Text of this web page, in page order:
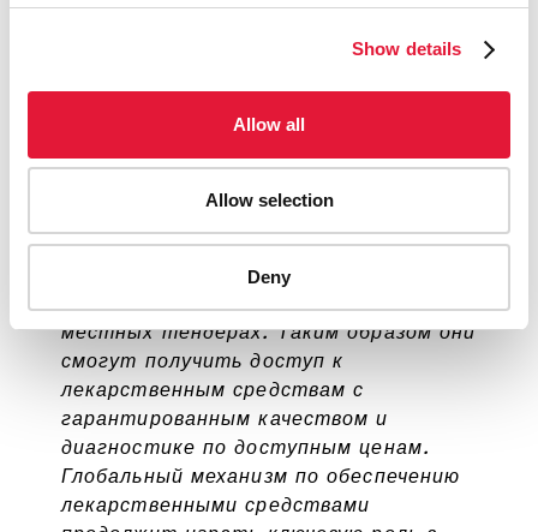
Show details
Allow all
Allow selection
Deny
ГЕНЕРАЛЬНОГО СЕКРЕТАРЯ ООН ПО ВИЧ/СПИДУ В
Глобальный механизм по обеспечению
лекарственными средствами
продолжит оказывать поддержку
источников финансирования и
различных механизмов
взаимодействия, включая участие в
местных тендерах. Таким образом они
смогут получить доступ к
лекарственным средствам с
гарантированным качеством и
диагностике по доступным ценам.
Глобальный механизм по обеспечению
лекарственными средствами